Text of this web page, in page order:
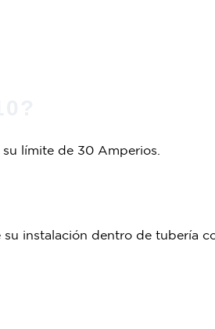
límite de 30 Amperios.
instalación dentro de tubería